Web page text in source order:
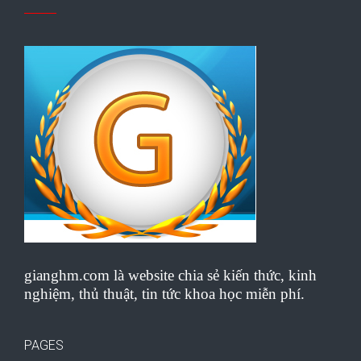
gianghm.com là website chia sẻ kiến thức, kinh
nghiệm, thủ thuật, tin tức khoa học miễn phí.
PAGES